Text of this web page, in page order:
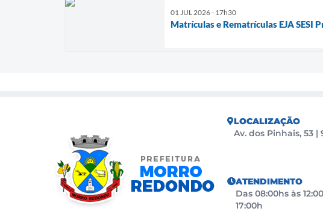
01 JUL 2026 - 17h30
Matrículas e Rematrículas EJA SESI
LOCALIZAÇÃO
Av. dos Pinhais, 53 |
ATENDIMENTO
Das 08:00hs às
17:00h